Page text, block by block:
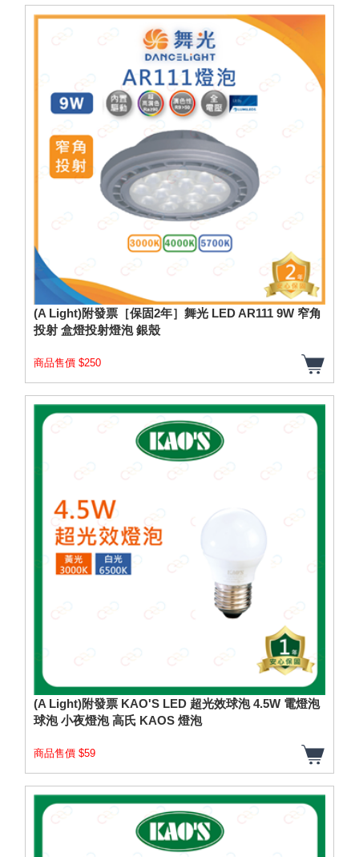
(A Light)附發票［保固2年］舞光 LED AR111 9W 窄角
投射 盒燈投射燈泡 銀殼
商品售價 $250
(A Light)附發票 KAO'S LED 超光效球泡 4.5W 電燈泡
球泡 小夜燈泡 高氏 KAOS 燈泡
商品售價 $59